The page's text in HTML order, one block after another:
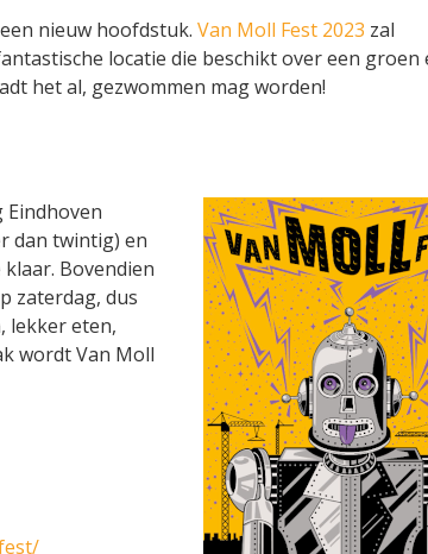
nieuw hoofdstuk. Van Moll Fest 2023 zal
locatie die beschikt over een groen
het al, gezwommen mag worden!
dan twintig) en
Bovendien
zaterdag, dus
lekker eten,
wordt Van Moll